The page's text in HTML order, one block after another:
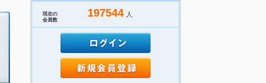
現在の
会員数
197544 人